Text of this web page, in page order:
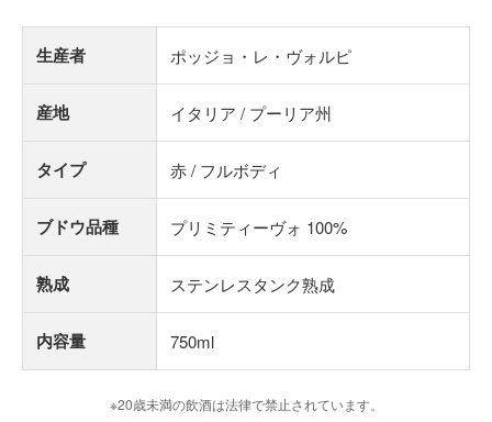
生産者 ポッジョ・レ・ヴォルピ
産地 イタリア / プーリア州
タイプ 赤 / フルボディ
ブドウ品種 プリミティーヴォ 100%
熟成 ステンレスタンク熟成
内容量 750ml
※20歳未満の飲酒は法律で禁止されています。